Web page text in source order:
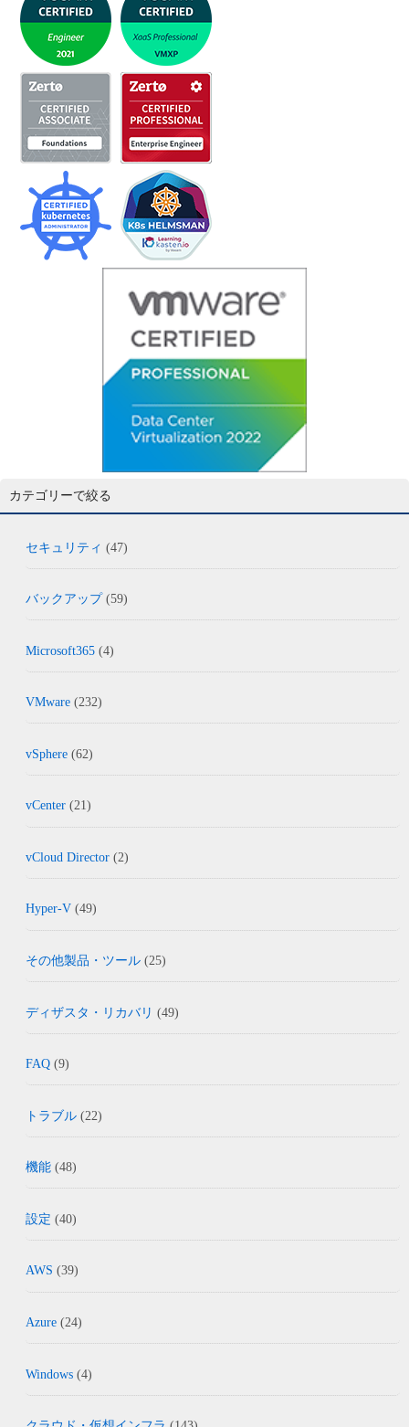
カテゴリーで絞る
セキュリティ (47)
バックアップ(59)
Microsoft365 (4)
VMware (232)
vSphere (62)
vCenter (21)
vCloud Director (2)
Hyper-V (49)
その他製品・ツール (25)
ディザスタ・リカバリ (49)
FAQ (9)
トラブル (22)
機能 (48)
設定 (40)
AWS (39)
Azure (24)
Windows (4)